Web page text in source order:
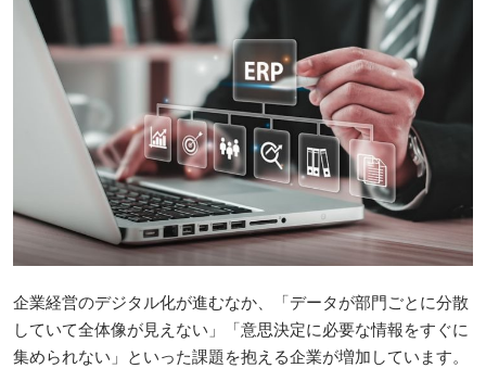
企業経営のデジタル化が進むなか、「データが部門ごとに分散
していて全体像が見えない」「意思決定に必要な情報をすぐに
集められない」といった課題を抱える企業が増加しています。